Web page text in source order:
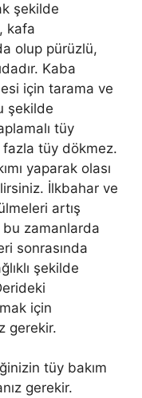
şekilde
kafa
olup pürüzlü,
Kaba
için tarama ve
şekilde
tüy
fazla tüy dökmez.
yaparak olası
İlkbahar ve
artış
zamanlarda
sonrasında
şekilde
için
gerekir.
tüy bakım
gerekir.